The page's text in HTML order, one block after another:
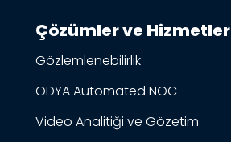
Çözümler ve Hizmetler
Gözlemlenebilirlik
ODYA Automated NOC
Video Analitiği ve Gözetim